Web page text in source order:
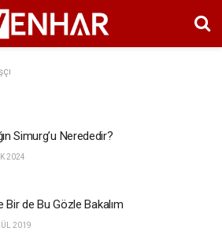
Simurg’u Nerededir?
2024
Bir de Bu Gözle Bakalım
2019